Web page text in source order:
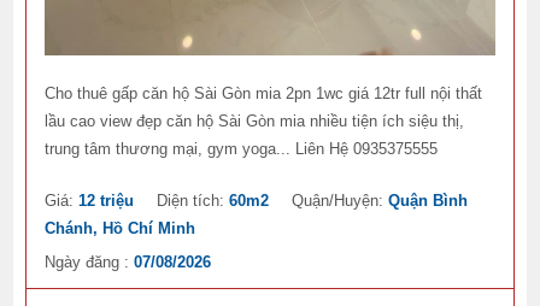
Cho thuê gấp căn hộ Sài Gòn mia 2pn 1wc giá 12tr full nội thất
lầu cao view đẹp căn hộ Sài Gòn mia nhiều tiện ích siệu thị,
trung tâm thương mại, gym yoga... Liên Hệ 0935375555
Giá:12 triệu Diện tích:60m2 Quận/Huyện:Quận Bình
Chánh, Hồ Chí Minh
Ngày đăng :07/08/2026